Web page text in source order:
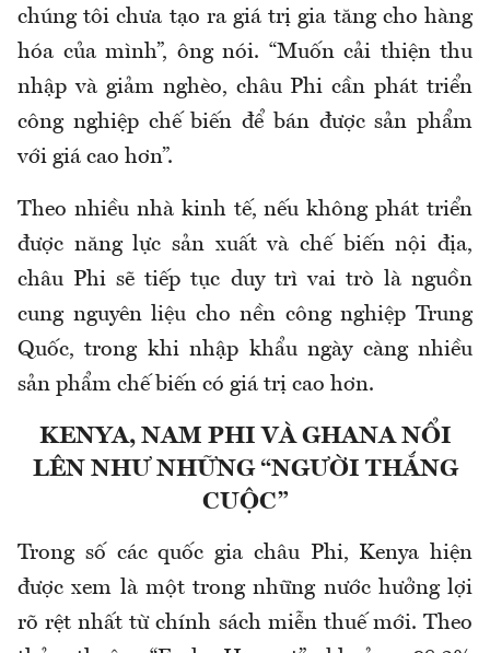
chúng tôi chưa tạo ra giá trị gia tăng cho hàng
hóa của mình”, ông nói. “Muốn cải thiện thu
nhập và giảm nghèo, châu Phi cần phát triển
công nghiệp chế biến để bán được sản phẩm
với giá cao hơn”.
Theo nhiều nhà kinh tế, nếu không phát triển
được năng lực sản xuất và chế biến nội địa,
châu Phi sẽ tiếp tục duy trì vai trò là nguồn
cung nguyên liệu cho nền công nghiệp Trung
Quốc, trong khi nhập khẩu ngày càng nhiều
sản phẩm chế biến có giá trị cao hơn.
KENYA, NAM PHI VÀ GHANA NỔI
LÊN NHƯ NHỮNG “NGƯỜI THẮNG
CUỘC”
Trong số các quốc gia châu Phi, Kenya hiện
được xem là một trong những nước hưởng lợi
rõ rệt nhất từ chính sách miễn thuế mới. Theo